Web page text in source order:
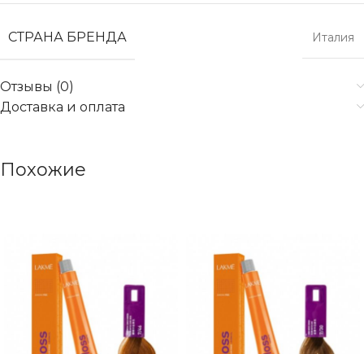
СТРАНА БРЕНДА Италия
Отзывы (0)
Доставка и оплата
Похожие